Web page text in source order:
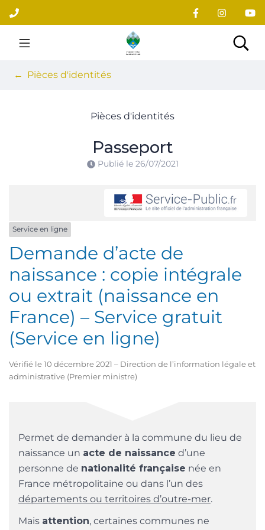
Aller
au
contenu
Site officiel du village
Pièces d'identités
Pièces d'identités
Passeport
Publié le 26/07/2021
Service en ligne
Demande d’acte de
naissance : copie intégrale
ou extrait (naissance en
France) – Service gratuit
(Service en ligne)
Vérifié le 10 décembre 2021 – Direction de l’information légale et
administrative (Premier ministre)
Permet de demander à la commune du lieu de
naissance un acte de naissance d’une
personne de nationalité française née en
France métropolitaine ou dans l’un des
départements ou territoires d’outre-mer.
Mais attention, certaines communes ne